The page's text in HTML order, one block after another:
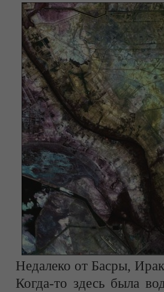
Недалеко от Басры,
Когда-то здесь была